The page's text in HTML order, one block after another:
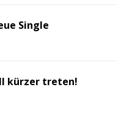
Single
kürzer treten!